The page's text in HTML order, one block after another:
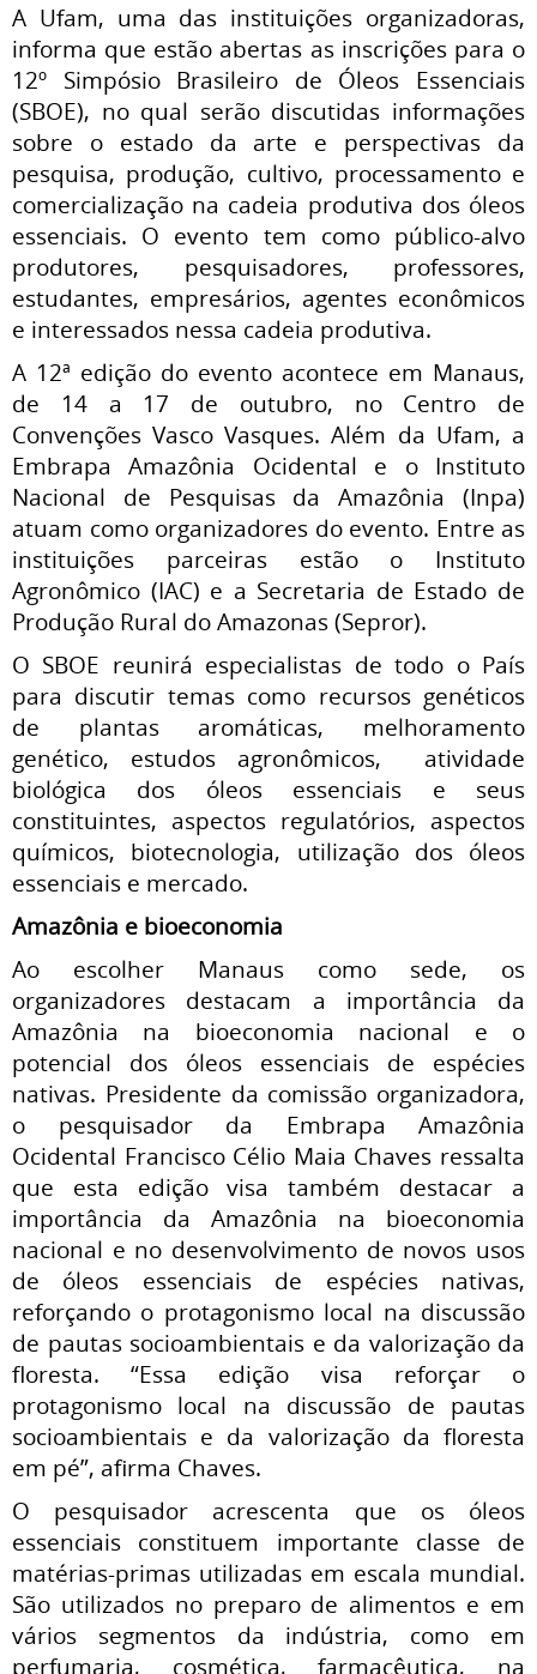
A Ufam, uma das instituições organizadoras,
informa que estão abertas as inscrições para o
12º Simpósio Brasileiro de Óleos Essenciais
(SBOE), no qual serão discutidas informações
sobre o estado da arte e perspectivas da
pesquisa, produção, cultivo, processamento e
comercialização na cadeia produtiva dos óleos
essenciais. O evento tem como público-alvo
produtores, pesquisadores, professores,
estudantes, empresários, agentes econômicos
e interessados nessa cadeia produtiva.
A 12ª edição do evento acontece em Manaus,
de 14 a 17 de outubro, no Centro de
Convenções Vasco Vasques. Além da Ufam, a
Embrapa Amazônia Ocidental e o Instituto
Nacional de Pesquisas da Amazônia (Inpa)
atuam como organizadores do evento. Entre as
instituições parceiras estão o Instituto
Agronômico (IAC) e a Secretaria de Estado de
Produção Rural do Amazonas (Sepror).
O SBOE reunirá especialistas de todo o País
para discutir temas como recursos genéticos
de plantas aromáticas, melhoramento
genético, estudos agronômicos, atividade
biológica dos óleos essenciais e seus
constituintes, aspectos regulatórios, aspectos
químicos, biotecnologia, utilização dos óleos
essenciais e mercado.
Amazônia e bioeconomia
Ao escolher Manaus como sede, os
organizadores destacam a importância da
Amazônia na bioeconomia nacional e o
potencial dos óleos essenciais de espécies
nativas. Presidente da comissão organizadora,
o pesquisador da Embrapa Amazônia
Ocidental Francisco Célio Maia Chaves ressalta
que esta edição visa também destacar a
importância da Amazônia na bioeconomia
nacional e no desenvolvimento de novos usos
de óleos essenciais de espécies nativas,
reforçando o protagonismo local na discussão
de pautas socioambientais e da valorização da
floresta. “Essa edição visa reforçar o
protagonismo local na discussão de pautas
socioambientais e da valorização da floresta
em pé”, afirma Chaves.
O pesquisador acrescenta que os óleos
essenciais constituem importante classe de
matérias-primas utilizadas em escala mundial.
São utilizados no preparo de alimentos e em
vários segmentos da indústria, como em
perfumaria, cosmética, farmacêutica, na